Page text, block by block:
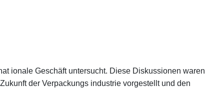
ionale Geschäft untersucht. Diese Diskussionen waren
der Verpackungs industrie vorgestellt und den